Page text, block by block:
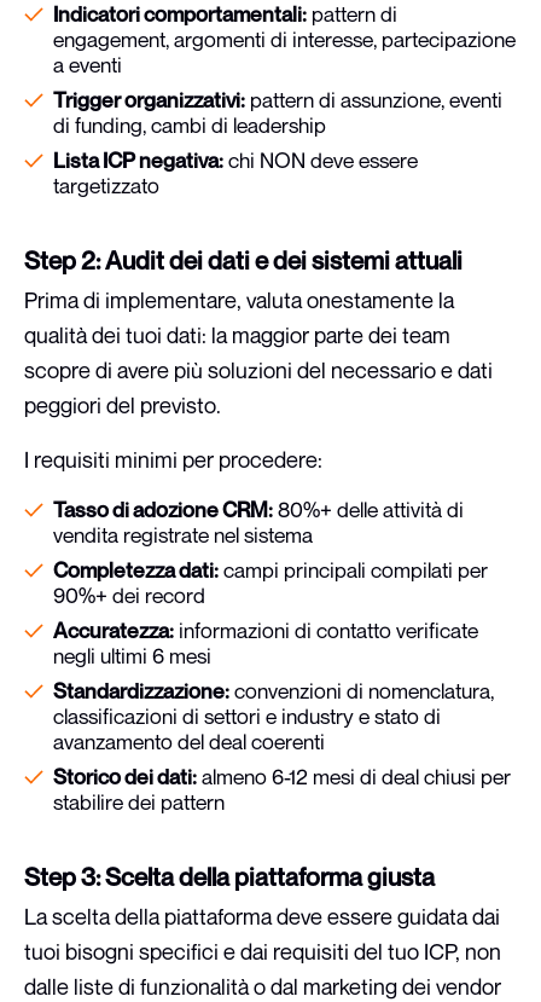
Indicatori comportamentali: pattern di
engagement, argomenti di interesse, partecipazione
a eventi
Trigger organizzativi: pattern di assunzione, eventi
di funding, cambi di leadership
Lista ICP negativa:chi NON deve essere
targetizzato
Step 2: Audit dei dati e dei sistemi attuali
Prima di implementare, valuta onestamente la
qualità dei tuoi dati: la maggior parte dei team
scopre di avere più soluzioni del necessario e dati
peggiori del previsto.
I requisiti minimi per procedere:
Tasso di adozione CRM:80%+ delle attività di
vendita registrate nel sistema
Completezza dati:campi principali compilati per
90%+ dei record
Accuratezza: informazioni di contatto verificate
negli ultimi 6 mesi
Standardizzazione:convenzioni di nomenclatura,
classificazioni di settori e industry e stato di
avanzamento del deal coerenti
Storico dei dati:almeno 6-12 mesi di deal chiusi per
stabilire dei pattern
Step 3: Scelta della piattaforma giusta
La scelta della piattaforma deve essere guidata dai
tuoi bisogni specifici e dai requisiti del tuo ICP, non
dalle liste di funzionalità o dal marketing dei vendor